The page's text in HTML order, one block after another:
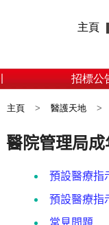
主頁
招標公
主頁 > 醫護天地 >